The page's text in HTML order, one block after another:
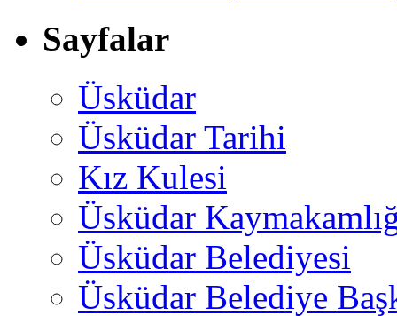
Sayfalar
Üsküdar
Üsküdar Tarihi
Kız Kulesi
Üsküdar
Üsküdar Belediyesi
Üsküdar Belediye